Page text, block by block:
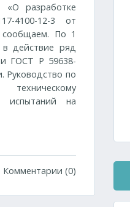
разработке
4100-12-3 от
сообщаем. По 1
в действие ряд
ГОСТ Р 59638-
Руководство по
испытаний на
Комментарии (0)